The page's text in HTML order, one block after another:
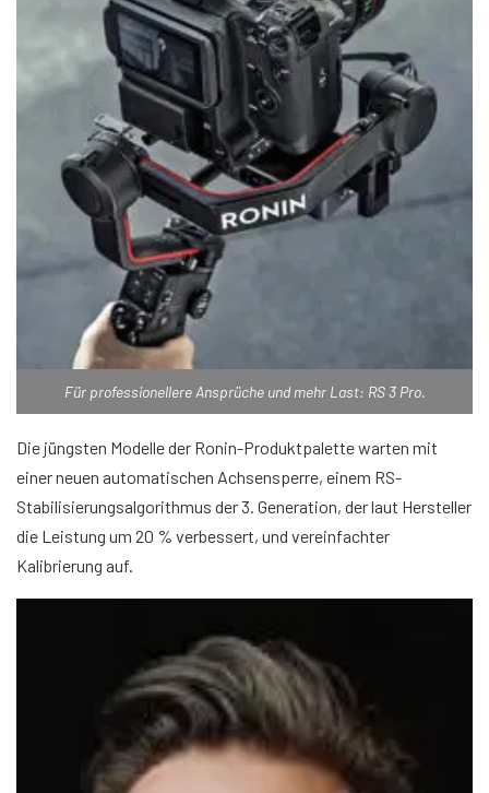
Für professionellere Ansprüche und mehr Last: RS 3 Pro.
Die jüngsten Modelle der Ronin-Produktpalette warten mit
einer neuen automatischen Achsensperre, einem RS-
Stabilisierungsalgorithmus der 3. Generation, der laut Hersteller
die Leistung um 20 % verbessert, und vereinfachter
Kalibrierung auf.